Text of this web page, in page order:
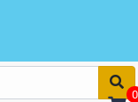
0